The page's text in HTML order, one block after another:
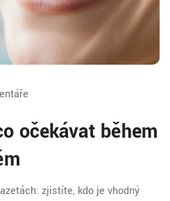
očekávat během
zjistíte, kdo je vhodný